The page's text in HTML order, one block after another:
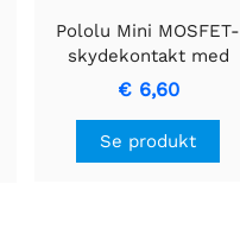
Pololu Mini MOSFET-
skydekontakt med
omvendt
spændingsbeskyttelse,
€ 6,60
Se produkt